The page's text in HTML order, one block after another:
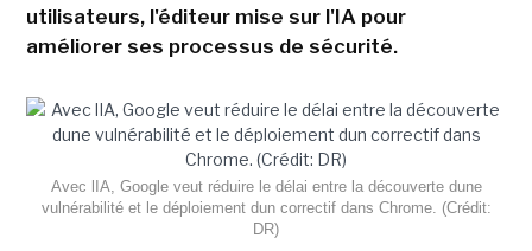
utilisateurs, l'éditeur mise sur l'IA pour
améliorer ses processus de sécurité.
Avec lIA, Google veut réduire le délai entre la découverte dune
vulnérabilité et le déploiement dun correctif dans Chrome. (Crédit:
DR)